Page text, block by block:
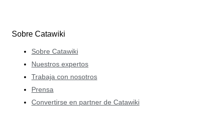
Sobre Catawiki
Sobre Catawiki
Nuestros expertos
Trabaja con nosotros
Prensa
Convertirse en partner de Catawiki